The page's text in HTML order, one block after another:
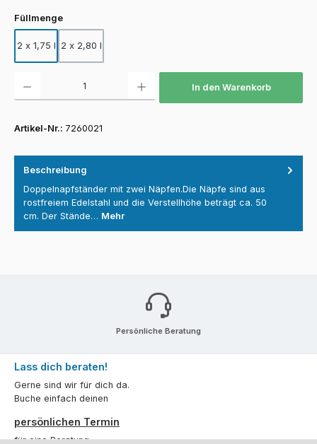
Füllmengeauswählen
2 x 1,75 l 2 x 2,80 l
In den Warenkorb
Artikel-Nr.: 7260021
Beschreibung
Doppelnapfständer mit zwei Näpfen.Die Näpfe sind aus
rostfreiem Edelstahl und die Verstellhöhe beträgt ca. 50
cm. Der Stände… Mehr
Persönliche Beratung
Lass dich beraten!
Gerne sind wir für dich da.
Buche einfach deinen
persönlichen Termin
für eine Beratung.